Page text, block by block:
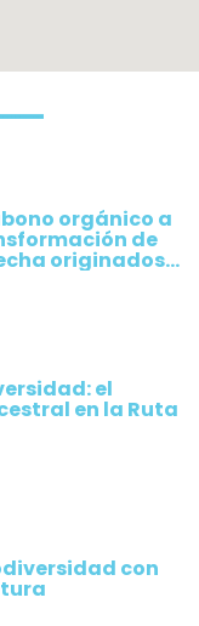
orgánico a
de
originados
el
en la Ruta
con